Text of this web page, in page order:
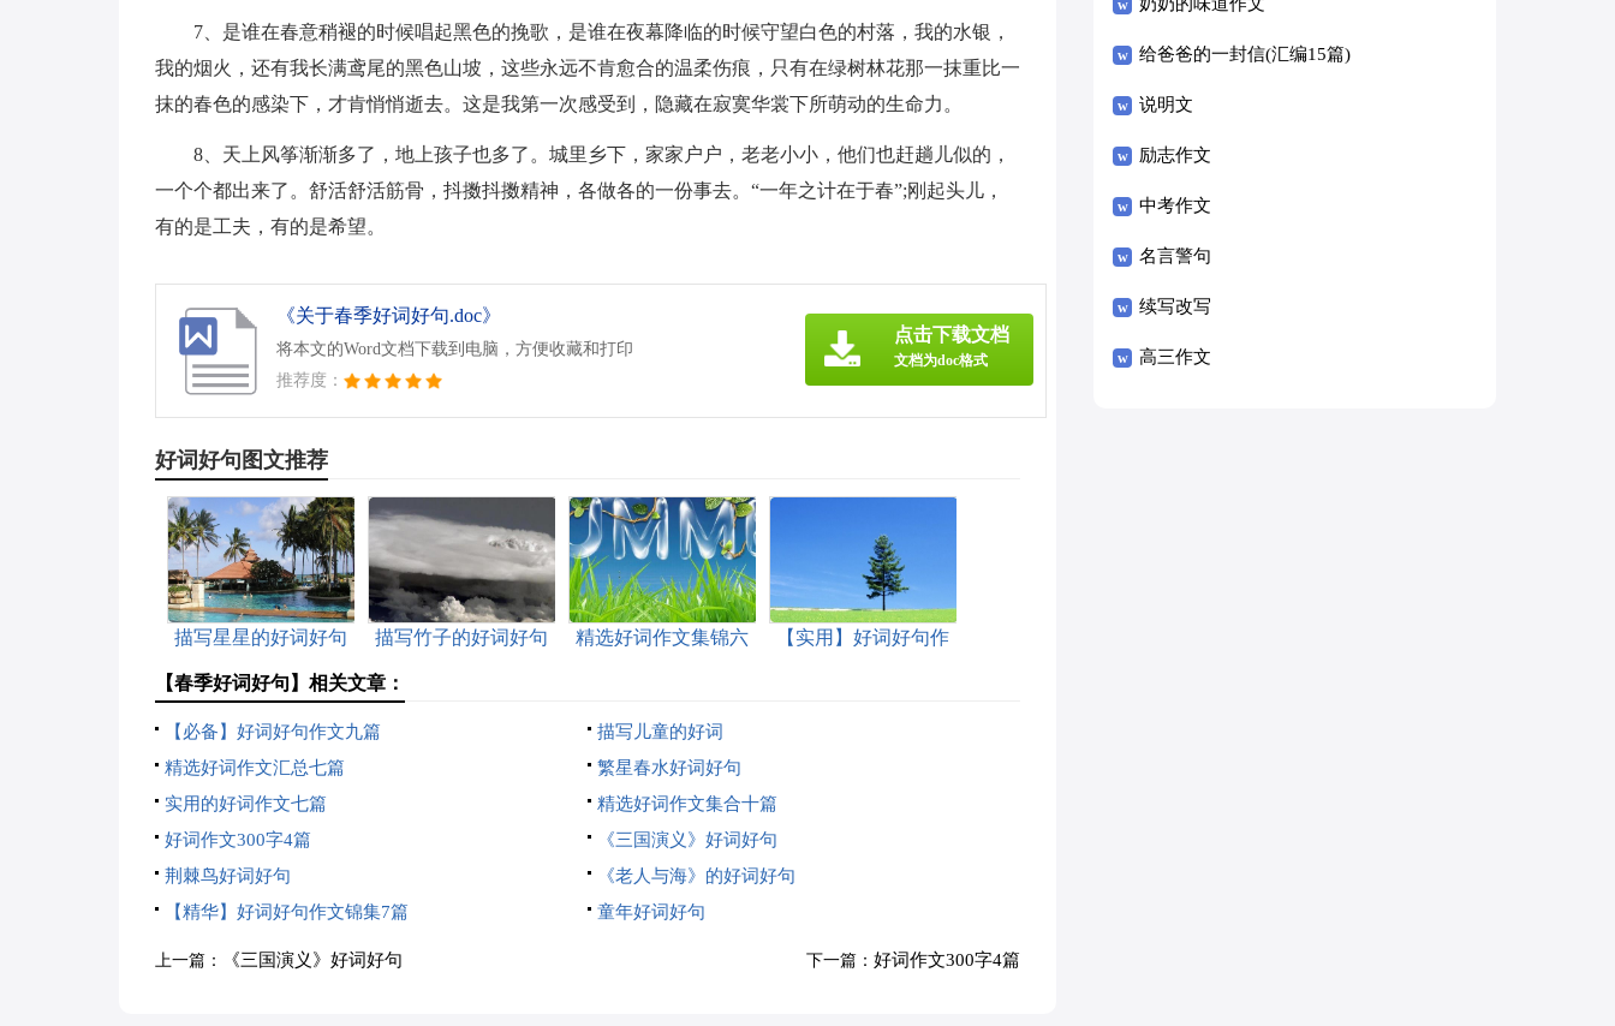
7、是谁在春意稍褪的时候唱起黑色的挽歌，是谁在夜幕降临的时候守望白色的村落，我的水银，
我的烟火，还有我长满鸢尾的黑色山坡，这些永远不肯愈合的温柔伤痕，只有在绿树林花那一抹重比一
抹的春色的感染下，才肯悄悄逝去。这是我第一次感受到，隐藏在寂寞华裳下所萌动的生命力。
8、天上风筝渐渐多了，地上孩子也多了。城里乡下，家家户户，老老小小，他们也赶趟儿似的，
一个个都出来了。舒活舒活筋骨，抖擞抖擞精神，各做各的一份事去。“一年之计在于春”;刚起头儿，
有的是工夫，有的是希望。
《关于春季好词好句.doc》
将本文的Word文档下载到电脑，方便收藏和打印
推荐度：
点击下载文档
文档为doc格式
好词好句图文推荐
描写星星的好词好句 描写竹子的好词好句
精选好词作文集锦六
【实用】好词好句作
【春季好词好句】相关文章：
【必备】好词好句作文九篇
描写儿童的好词
精选好词作文汇总七篇
繁星春水好词好句
实用的好词作文七篇
精选好词作文集合十篇
好词作文300字4篇
《三国演义》好词好句
荆棘鸟好词好句
《老人与海》的好词好句
【精华】好词好句作文锦集7篇
童年好词好句
上一篇： 《三国演义》好词好句 下一篇： 好词作文300字4篇
奶奶的味道作文
给爸爸的一封信(汇编15篇)
说明文
励志作文
中考作文
名言警句
续写改写
高三作文